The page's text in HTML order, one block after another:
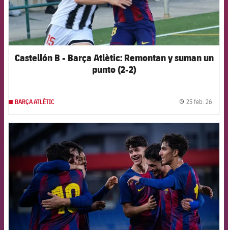
Castellón B - Barça Atlètic: Remontan y suman un
punto (2-2)
BARÇA ATLÈTIC 25 feb. 26
FCB Barcelona badge